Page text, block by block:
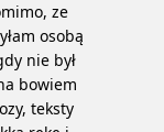
ze
osobą
nie był
bowiem
teksty